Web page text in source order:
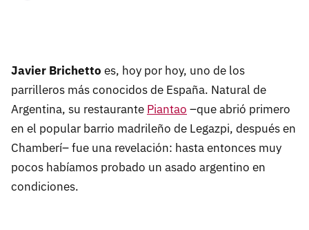
Javier Brichetto es, hoy por hoy, uno de los
parrilleros más conocidos de España. Natural de
Argentina, su restaurante Piantao –que abrió primero
en el popular barrio madrileño de Legazpi, después en
Chamberí– fue una revelación: hasta entonces muy
pocos habíamos probado un asado argentino en
condiciones.